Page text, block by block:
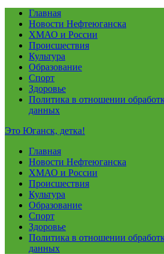
Главная
Новости Нефтеюганска
ХМАО и России
Происшествия
Культура
Образование
Спорт
Здоровье
Политика в отношении
данных
Это Юганск, детка!
Главная
Новости Нефтеюганска
ХМАО и России
Происшествия
Культура
Образование
Спорт
Здоровье
Политика в отношении
данных